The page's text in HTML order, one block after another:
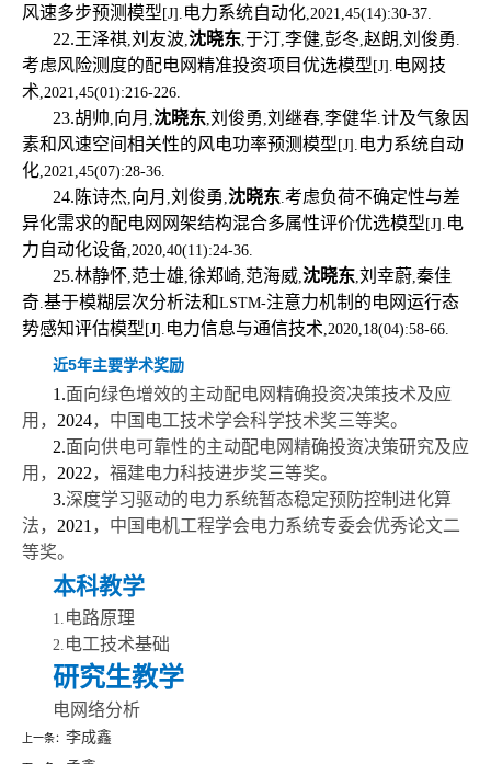
风速多步预测模型 [J]. 电力系统自动化,2021,45(14):30-37.
22.王泽祺,刘友波,沈晓东,于汀,李健,彭冬,赵朗 ,刘俊勇 .
考虑风险测度的配电网精准投资项目优选模型 [J]. 电网技
术,2021,45(01):216-226.
23.胡帅,向月 ,沈晓东,刘俊勇 ,刘继春,李健华.计及气象因
素和风速空间相关性的风电功率预测模型 [J]. 电力系统自动
化,2021,45(07):28-36.
24. 陈诗杰,向月 ,刘俊勇 ,沈晓东.考虑负荷不确定性与差
异化需求的配电网网架结构混合多属性评价优选模型 [J]. 电
力自动化设备,2020,40(11):24-36.
25.林静怀,范士雄,徐郑崎,范海威,沈晓东,刘幸蔚,秦佳
奇.基于模糊层次分析法和LSTM-注意力机制的电网运行态
势感知评估模型 [J]. 电力信息与通信技术,2020,18(04):58-66.
近5年主要学术奖励
1.面向绿色增效的主动配电网精确投资决策技术及应
用， 2024，中国电工技术学会科学技术奖三等奖。
2.面向供电可靠性的主动配电网精确投资决策研究及应
用， 2022，福建电力科技进步奖三等奖。
3.深度学习驱动的电力系统暂态稳定预防控制进化算
法， 2021 ，中国电机工程学会电力系统专委会优秀论文二
等奖。
本科教学
1. 电路原理
2. 电工技术基础
研究生教学
电网络分析
上一条： 李成鑫